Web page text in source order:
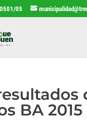
05
BA 2015